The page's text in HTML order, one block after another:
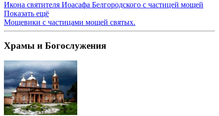
Икона святителя Иоасафа Белгородского с частицей мощей
Показать ещё
Мощевики с частицами мощей святых.
Храмы и Богослужения